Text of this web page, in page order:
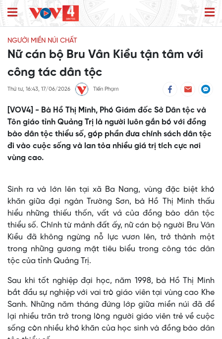
NGƯỜI MIỀN NÚI CHẤT
Nữ cán bộ Bru Vân Kiều tận tâm với
công tác dân tộc
Thứ tư, 16:43, 17/06/2026 Tiến Phạm
[VOV4] - Bà Hồ Thị Minh, Phó Giám đốc Sở Dân tộc và
Tôn giáo tỉnh Quảng Trị là người luôn gắn bó với đồng
bào dân tộc thiểu số, góp phần đưa chính sách dân tộc
đi vào cuộc sống và lan tỏa nhiều giá trị tích cực nơi
vùng cao.
Sinh ra và lớn lên tại xã Ba Nang, vùng đặc biệt khó
khăn giữa đại ngàn Trường Sơn, bà Hồ Thị Minh thấu
hiểu những thiếu thốn, vất vả của đồng bào dân tộc
thiểu số. Chính từ mảnh đất ấy, nữ cán bộ người Bru Vân
Kiều đã không ngừng nỗ lực vươn lên, trở thành một
trong những gương mặt tiêu biểu trong công tác dân
tộc của tỉnh Quảng Trị.
Sau khi tốt nghiệp đại học, năm 1998, bà Hồ Thị Minh
bắt đầu sự nghiệp với vai trò giáo viên tại vùng cao Khe
Sanh. Những năm tháng đứng lớp giữa miền núi đã để
lại nhiều trăn trở trong lòng người giáo viên trẻ về cuộc
sống còn nhiều khó khăn của học sinh và đồng bào dân